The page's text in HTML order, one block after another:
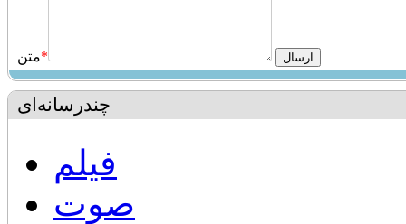
متن*
چندرسانه‌ای
فیلم
صوت